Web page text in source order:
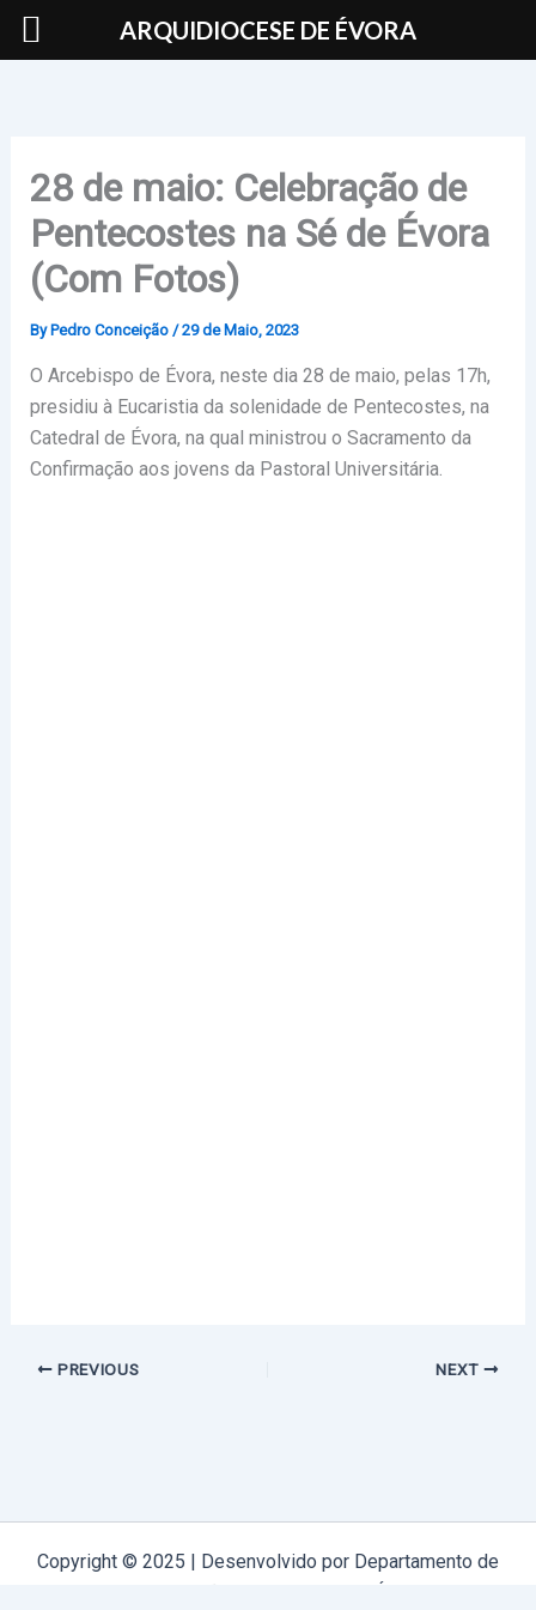
Skip
28 de maio: Celebração de
Pentecostes na Sé de Évora
(Com Fotos)
By Pedro Conceição /29 de Maio, 2023
O Arcebispo de Évora, neste dia 28 de maio, pelas 17h,
presidiu à Eucaristia da solenidade de Pentecostes, na
Catedral de Évora, na qual ministrou o Sacramento da
Confirmação aos jovens da Pastoral Universitária.
PREVIOUS NEXT
Copyright © 2025 | Desenvolvido por Departamento de
ARQUIDIOCESE DE ÉVORA